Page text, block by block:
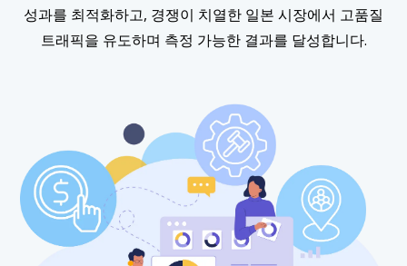
성과를 최적화하고, 경쟁이 치열한 일본 시장에서 고품질
트래픽을 유도하며 측정 가능한 결과를 달성합니다.